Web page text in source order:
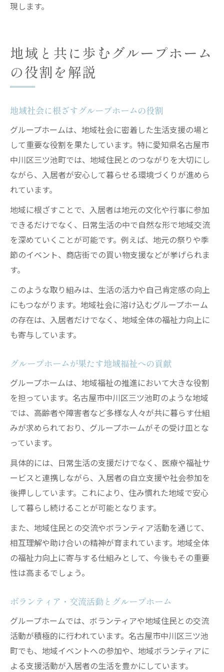
現します。
地域と共に歩むグループホーム
の役割を解説
地域社会に根ざすグループホームの役割
グループホームは、地域社会に密着した生活支援の場と
して重要な役割を果たしています。特に愛知県名古屋市
中川区三ツ池町では、地域住民とのつながりを大切にし
ながら、入居者が安心して暮らせる環境づくりが進めら
れています。
地域に根ざすことで、入居者は地元の文化や行事に参加
できるだけでなく、日常生活の中で自然な形で地域交流
を深めていくことが可能です。例えば、地元の祭りや季
節のイベント、商店街での買い物支援などが挙げられま
す。
このような取り組みは、生活の活力や自己肯定感の向上
にもつながります。地域社会に溶け込むグループホーム
の存在は、入居者だけでなく、地域全体の福祉力向上に
も寄与しています。
グループホームが果たす地域福祉への貢献
グループホームは、地域福祉の推進において大きな役割
を担っています。名古屋市中川区三ツ池町のような地域
では、高齢者や障害者など多様な人々が共に暮らす仕組
みが求められており、グループホームがその受け皿とな
っています。
具体的には、日常生活の支援だけでなく、医療や福祉サ
ービスと連携しながら、入居者の自立支援や社会参加を
後押ししています。これにより、住み慣れた地域で安心
して暮らし続けることが可能となります。
また、地域住民との交流やボランティア活動を通じて、
相互理解や助け合いの精神が育まれています。地域全体
の福祉力向上に寄与する仕組みとして、今後もその重要
性は高まるでしょう。
ボランティア・交流活動とグループホーム
グループホームでは、ボランティアや地域住民との交流
活動が積極的に行われています。名古屋市中川区三ツ池
町でも、地域イベントへの参加や、地域ボランティアに
よる支援活動が入居者の生活を豊かにしています。